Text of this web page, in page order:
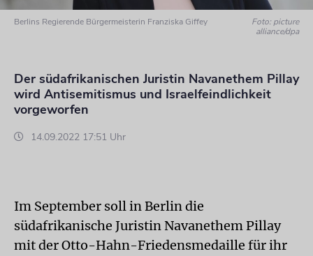
Berlins Regierende Bürgermeisterin Franziska Giffey
Foto: picture
alliance/dpa
Der südafrikanischen Juristin Navanethem Pillay
wird Antisemitismus und Israelfeindlichkeit
vorgeworfen
14.09.2022 17:51 Uhr
Im September soll in Berlin die
südafrikanische Juristin Navanethem Pillay
mit der Otto-Hahn-Friedensmedaille für ihr